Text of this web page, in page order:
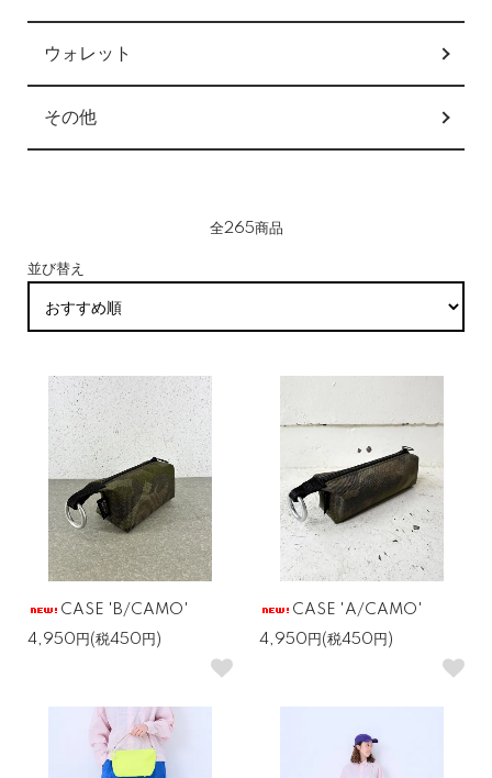
ウォレット
その他
全265商品
並び替え
CASE 'B/CAMO'
4,950円(税450円)
CASE 'A/CAMO'
4,950円(税450円)